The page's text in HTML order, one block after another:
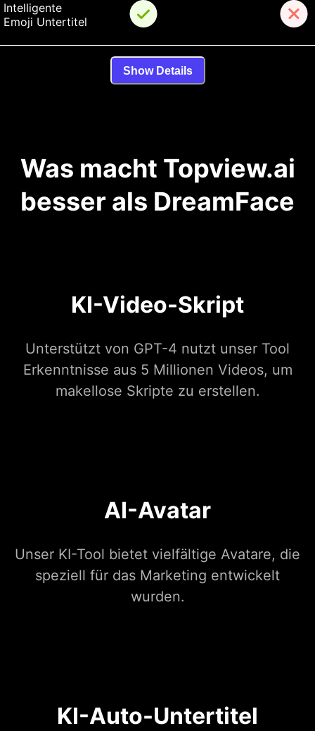
Intelligente
Emoji Untertitel
Show Details
Was macht Topview.ai
besser als DreamFace
KI-Video-Skript
Unterstützt von GPT-4 nutzt unser Tool
Erkenntnisse aus 5 Millionen Videos, um
makellose Skripte zu erstellen.
AI-Avatar
Unser KI-Tool bietet vielfältige Avatare, die
speziell für das Marketing entwickelt
wurden.
KI-Auto-Untertitel